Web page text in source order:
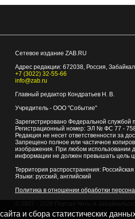
Сетевое издание ZAB.RU
Адрес редакции: 672038, Россия,
+7 (3022) 32-55-66
info@zab.ru
Главный редактор Кондратьев Н. В.
Учредитель - ООО "Событие"
Зарегистрировано Федеральной службой
Регистрационный номер: ЭЛ № ФС 77 -
Редакция не несет ответственности за
Запрещено полное или частичное
изображения. При любом использовании
информации не должен превышать цель
Территория распространения:
Языки: русский, английский
Политика в отношении обработки
и сбора статистических